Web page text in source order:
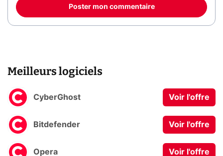
Poster mon commentaire
Meilleurs logiciels
CyberGhost Voir l'offre
Bitdefender Voir l'offre
Opera Voir l'offre